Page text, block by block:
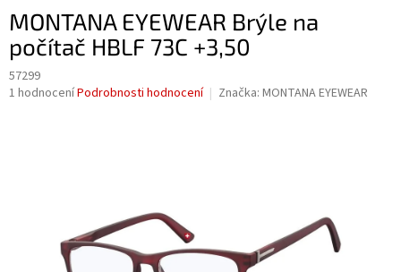
MONTANA EYEWEAR Brýle na
počítač HBLF 73C +3,50
57299
Průměrné
1 hodnoceníPodrobnosti hodnocení Značka: MONTANA EYEWEAR